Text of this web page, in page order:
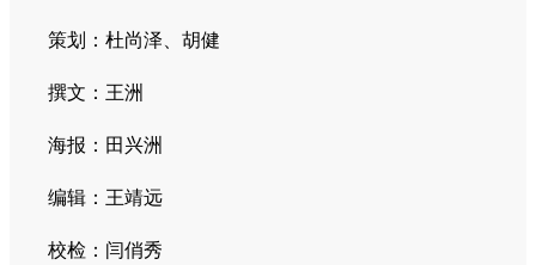
策划：杜尚泽、胡健
撰文：王洲
海报：田兴洲
编辑：王靖远
校检：闫俏秀